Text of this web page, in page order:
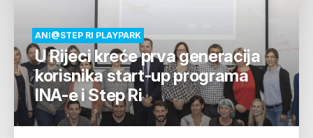
ANI@STEP RI PLAYPARK
U Rijeci kreće prva generacija
korisnika start-up programa
INA-e i Step Ri